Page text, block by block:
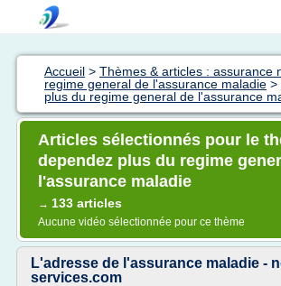
Accueil > Thèmes & articles : assurance
regime general de l'assurance maladie >
plus du regime general de l'assurance
Articles sélectionnés pour le
dependez plus du regime
l'assurance maladie
→ 133 articles
Aucune vidéo sélectionnée pour ce thème
L'adresse de l'assurance maladie -
services.com